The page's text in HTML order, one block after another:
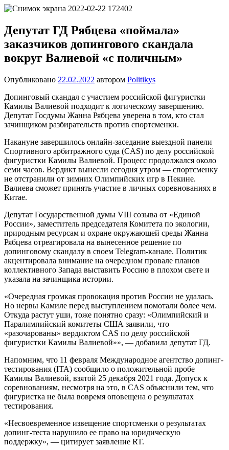
Перейти
содержимому
один
сайт
на
Депутат ГД Рябцева «поймала»
заказчиков допингового скандала
вокруг Валиевой «с поличным»
Опубликовано 22.02.2022 автором Politikys
Допинговый скандал с участием российской фигуристки
Камилы Валиевой подходит к логическому завершению.
Депутат Госдумы Жанна Рябцева уверена в том, кто стал
зачинщиком разбирательств против спортсменки.
Накануне завершилось онлайн-заседание выездной панели
Спортивного арбитражного суда (CAS) по делу российской
фигуристки Камилы Валиевой. Процесс продолжался около
семи часов. Вердикт вынесли сегодня утром — спортсменку
не отстранили от зимних Олимпийских игр в Пекине.
Валиева сможет принять участие в личных соревнованиях в
Китае.
Депутат Государственной думы VIII созыва от «Единой
России», заместитель председателя Комитета по экологии,
природным ресурсам и охране окружающей среды Жанна
Рябцева отреагировала на вынесенное решение по
допинговому скандалу в своем Telegram-канале. Политик
акцентировала внимание на очередном провале планов
коллективного Запада выставить Россию в плохом свете и
указала на зачинщика истории.
«Очередная громкая провокация против России не удалась.
Но нервы Камиле перед выступлением помотали более чем.
Откуда растут уши, тоже понятно сразу: «Олимпийский и
Паралимпийский комитеты США заявили, что
«разочарованы» вердиктом CAS по делу российской
фигуристки Камилы Валиевой»», — добавила депутат ГД.
Напомним, что 11 февраля Международное агентство допинг-
тестирования (ITA) сообщило о положительной пробе
Камилы Валиевой, взятой 25 декабря 2021 года. Допуск к
соревнованиям, несмотря на это, в CAS объяснили тем, что
фигуристка не была вовремя оповещена о результатах
тестирования.
«Несвоевременное извещение спортсменки о результатах
допинг-теста нарушило ее право на юридическую
поддержку», — цитирует заявление RT.